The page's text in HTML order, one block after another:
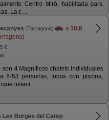
Centro Miró, habilitada para
La c ...
(Tarragona) a 10,8
€
son 4 Magníficos chalets individuales
8-53 personas, todos con piscina,
infanti ...
Les Borges del Camp